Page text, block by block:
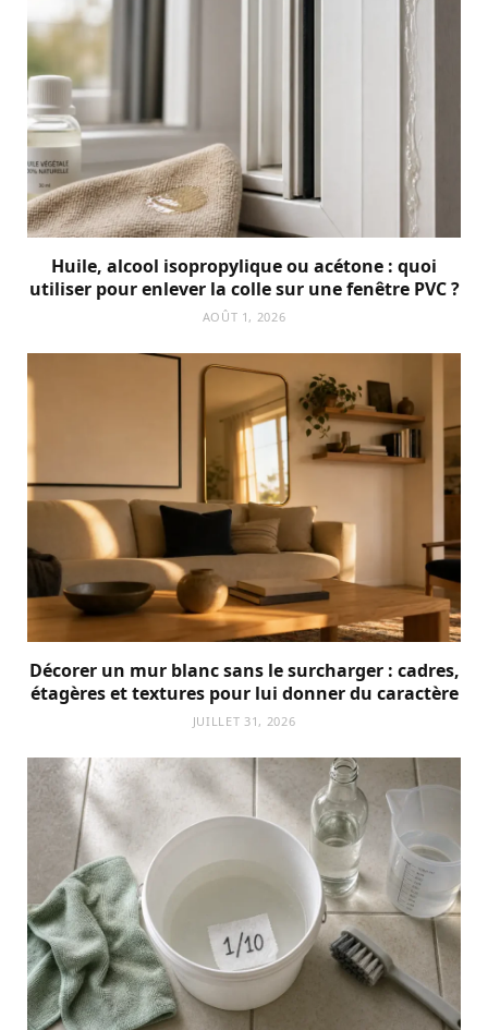
Huile, alcool isopropylique ou acétone : quoi
utiliser pour enlever la colle sur une fenêtre PVC ?
AOÛT 1, 2026
Décorer un mur blanc sans le surcharger : cadres,
étagères et textures pour lui donner du caractère
JUILLET 31, 2026